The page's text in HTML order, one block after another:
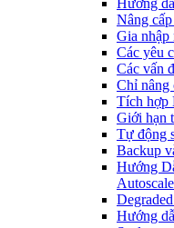
Hướng
Nâng
Gia
Các yêu
Các vấn
Chỉ nâng
Tích hợp
Giới hạn
Tự động
Backup
Hướng
Hướng